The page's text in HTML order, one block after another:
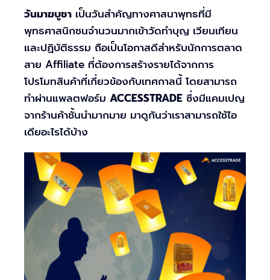
วันมาฆบูชา เป็นวันสำคัญทางศาสนาพุทธที่มี
พุทธศาสนิกชนจำนวนมากเข้าวัดทำบุญ เวียนเทียน
และปฏิบัติธรรม ถือเป็นโอกาสดีสำหรับนักการตลาด
สาย Affiliate ที่ต้องการสร้างรายได้จากการ
โปรโมทสินค้าที่เกี่ยวข้องกับเทศกาลนี้ โดยสามารถ
ทำผ่านแพลตฟอร์ม ACCESSTRADE ซึ่งมีแคมเปญ
จากร้านค้าชั้นนำมากมาย มาดูกันว่าเราสามารถใช้ไอ
เดียอะไรได้บ้าง